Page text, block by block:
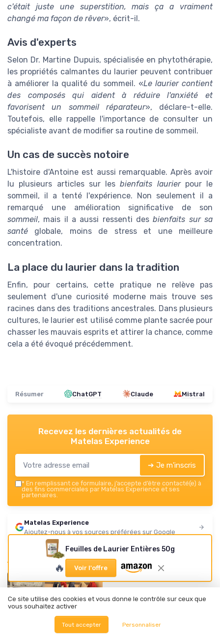
c'était juste une superstition, mais ça a vraiment
changé ma façon de rêver», écrit-il.
Avis d'experts
Selon Dr. Martine Dupuis, spécialisée en phytothérapie,
les propriétés calmantes du laurier peuvent contribuer
à améliorer la qualité du sommeil. «Le laurier contient
des composés qui aident à réduire l'anxiété et
favorisent un sommeil réparateur», déclare-t-elle.
Toutefois, elle rappelle l'importance de consulter un
spécialiste avant de modifier sa routine de sommeil.
Un cas de succès notoire
L'histoire d'Antoine est aussi remarquable. Après avoir
lu plusieurs articles sur lesbienfaits laurierpour le
sommeil, il a tenté l'expérience. Non seulement il a
remarqué une amélioration significative de son
sommeil, mais il a aussi ressenti desbienfaits sur sa
santé globale, moins de stress et une meilleure
concentration.
La place du laurier dans la tradition
Enfin, pour certains, cette pratique ne relève pas
seulement d'une curiosité moderne mais trouve ses
racines dans des traditions ancestrales. Dans plusieurs
cultures, le laurier est utilisé comme plante sacrée pour
chasser les mauvais esprits et attirer la chance, comme
cela a été évoqué précédemment.
Résumer ChatGPT Claude Mistral
Recevez les dernières actualités de
Matelas Experience
➔ Je m'inscris
* En remplissant ce formulaire, j’accepte d’être contacté(e) à
des fins commerciales par Matelas Experience et ses
partenaires.
Matelas Experience
Ajoutez-nous à vos sources préférées sur Google
Parole d'experts
Feuilles de Laurier Entières 50g
🔥 Voir l'offre
Ce site utilise des cookies et vous donne le contrôle sur ceux que
vous souhaitez activer
Tout accepter Personnaliser